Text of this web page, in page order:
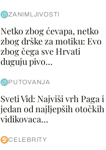
ZANIMLJIVOSTI
Netko zbog ćevapa, netko
zbog drške za motiku: Evo
zbog čega sve Hrvati
duguju pivo...
PUTOVANJA
Sveti Vid: Najviši vrh Paga i
jedan od najljepših otočkih
vidikovaca...
CELEBRITY